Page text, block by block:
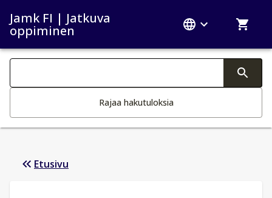
Jamk FI | Jatkuva
oppiminen
Haku kategoriat
Rajaa hakutuloksia
Etusivu